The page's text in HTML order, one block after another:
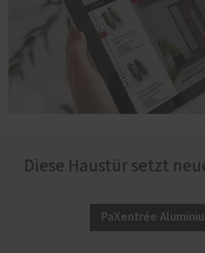
Diese Haustür setzt
PaXentrée